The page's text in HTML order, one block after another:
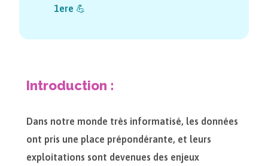
1ere 💪
Introduction :
Dans notre monde très informatisé, les données
ont pris une place prépondérante, et leurs
exploitations sont devenues des enjeux